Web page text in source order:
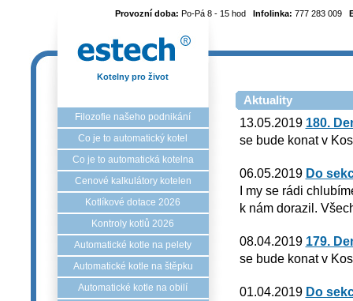
Provozní doba: Po-Pá 8 - 15 hod Infolinka: 777 283 009
Kotelny pro život
Filozofie našeho podnikání
Co je to automatický kotel
Co je to automatická kotelna
Cenové kalkulátory kotelen
Kotlíkové dotace 2026
Kontroly kotlů 2026
Automatické kotle na pelety
Automatické kotle na štěpku
Automatické kotle na obilí
Aktuality
13.05.2019 180.
se bude konat v
06.05.2019 Do
I my se rádi
k nám dorazil.
08.04.2019 179.
se bude konat v
01.04.2019 Do